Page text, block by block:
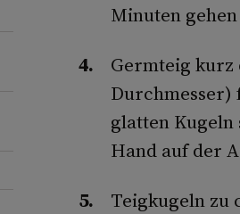
Minuten
Germteig kurz
Durchmesser)
glatten
Hand auf der
Teigkugeln zu